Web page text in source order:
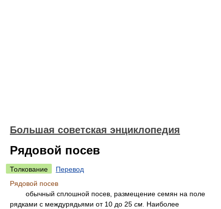
Большая советская энциклопедия
Рядовой посев
Толкование
Перевод
Рядовой посев
обычный сплошной посев, размещение семян на поле
рядками с междурядьями от 10 до 25 см. Наиболее